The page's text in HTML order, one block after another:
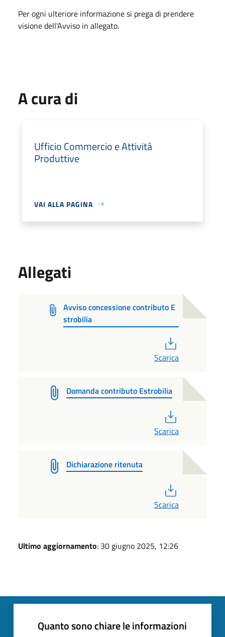
Per ogni ulteriore informazione si prega di prendere
visione dell'Avviso in allegato.
A cura di
Ufficio Commercio e Attività
Produttive
VAI ALLA PAGINA
Allegati
Avviso concessione contributo E
strobilia
Scarica
Domanda contributo Estrobilia
Scarica
Dichiarazione ritenuta
Scarica
Ultimo aggiornamento: 30 giugno 2025, 12:26
Quanto sono chiare le informazioni